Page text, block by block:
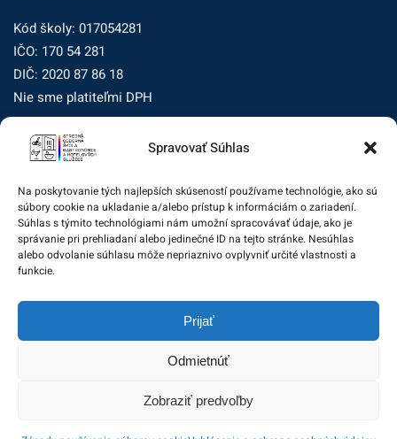
Spravovať Súhlas
Na poskytovanie tých najlepších skúseností používame technológie, ako sú
súbory cookie na ukladanie a/alebo prístup k informáciám o zariadení.
Súhlas s týmito technológiami nám umožní spracovávať údaje, ako je
správanie pri prehliadaní alebo jedinečné ID na tejto stránke. Nesúhlas
alebo odvolanie súhlasu môže nepriaznivo ovplyvniť určité vlastnosti a
funkcie.
Prijať
Odmietnúť
Zobraziť predvoľby
Kód školy: 017054281
IČO: 170 54 281
DIČ: 2020 87 86 18
Nie sme platiteľmi DPH
Zásady ochrany osobných údajov
Dohľad nad ochranou osobných údajov
Žiadosť dotknutej osoby na uplatnenie jej práv
Zodpovedná osoba za ochranu osobných údajov:
zo@eurotrading.sk